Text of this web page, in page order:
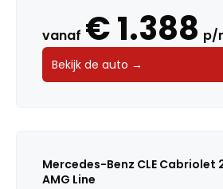
vanaf € 1.388 p/
Bekijk de auto →
Mercedes-Benz CLE Cabriolet
AMG Line